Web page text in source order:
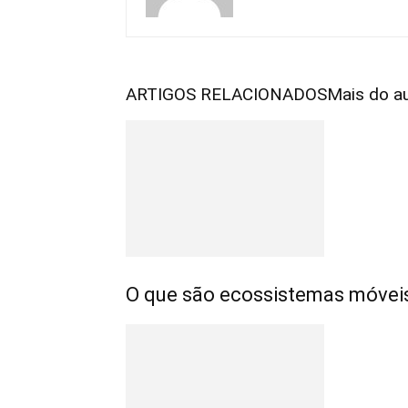
ARTIGOS RELACIONADOSMais do
O que são ecossistemas